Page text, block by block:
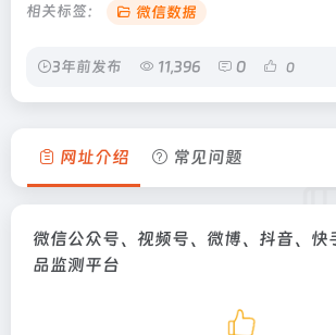
相关标签： 微信数据
3年前发布 11,396 0 0
网址介绍 常见问题
微信公众号、视频号、微博、抖音、快
品监测平台